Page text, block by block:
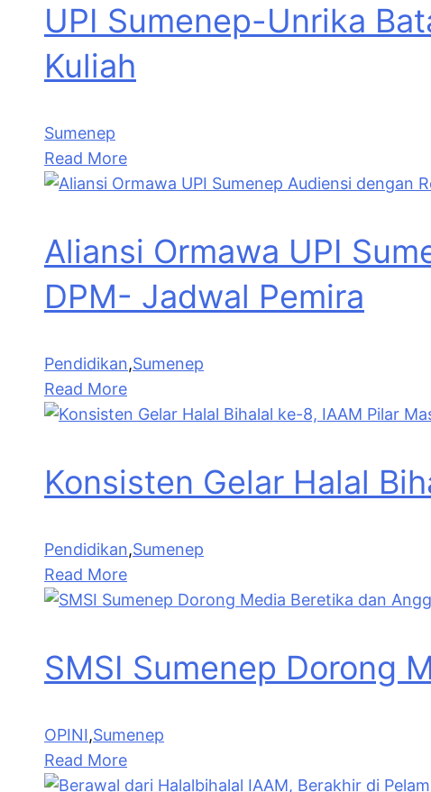
UPI Sumenep-Unrika
Kuliah
Sumenep
Read More
Aliansi Ormawa UPI
DPM- Jadwal Pemira
Pendidikan,Sumenep
Read More
Konsisten Gelar Halal
Pendidikan,Sumenep
Read More
SMSI Sumenep Dorong
OPINI,Sumenep
Read More